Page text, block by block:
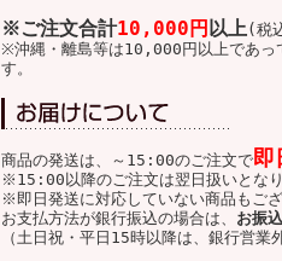
※ご注文合計10,000円 以上(税
※沖縄・離島等は10,000円以上であっ
す。
商品の発送は、～15:00のご注文で即
※15:00以降のご注文は翌日扱いとなり
※即日発送に対応していない商品もご
お支払方法が銀行振込の場合は、 お振
（土日祝・平日15時以降は、銀行営業